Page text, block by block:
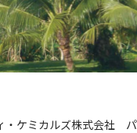
・ケミカルズ株式会社